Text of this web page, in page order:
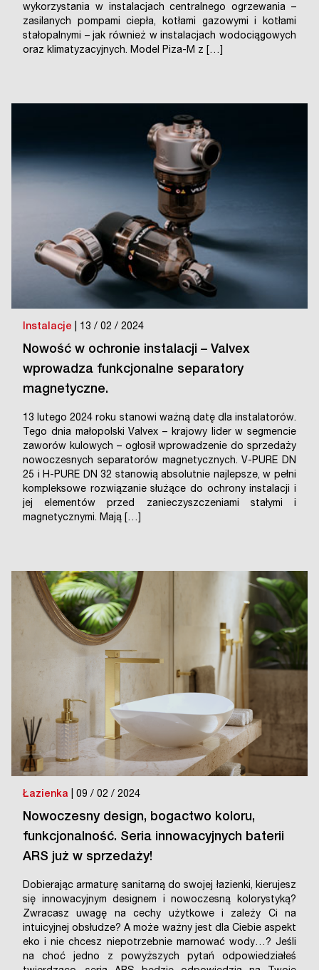
wykorzystania w instalacjach centralnego ogrzewania –
zasilanych pompami ciepła, kotłami gazowymi i kotłami
stałopalnymi – jak również w instalacjach wodociągowych
oraz klimatyzacyjnych. Model Piza-M z […]
Instalacje | 13 / 02 / 2024
Nowość w ochronie instalacji – Valvex
wprowadza funkcjonalne separatory
magnetyczne.
13 lutego 2024 roku stanowi ważną datę dla instalatorów.
Tego dnia małopolski Valvex – krajowy lider w segmencie
zaworów kulowych – ogłosił wprowadzenie do sprzedaży
nowoczesnych separatorów magnetycznych. V-PURE DN
25 i H-PURE DN 32 stanowią absolutnie najlepsze, w pełni
kompleksowe rozwiązanie służące do ochrony instalacji i
jej elementów przed zanieczyszczeniami stałymi i
magnetycznymi. Mają […]
Łazienka | 09 / 02 / 2024
Nowoczesny design, bogactwo koloru,
funkcjonalność. Seria innowacyjnych baterii
ARS już w sprzedaży!
Dobierając armaturę sanitarną do swojej łazienki, kierujesz
się innowacyjnym designem i nowoczesną kolorystyką?
Zwracasz uwagę na cechy użytkowe i zależy Ci na
intuicyjnej obsłudze? A może ważny jest dla Ciebie aspekt
eko i nie chcesz niepotrzebnie marnować wody…? Jeśli
na choć jedno z powyższych pytań odpowiedziałeś